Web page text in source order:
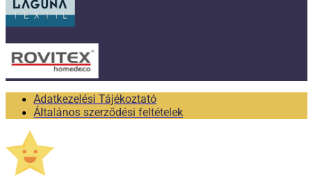
Adatkezelési Tájékoztató
Általános szerződési feltételek